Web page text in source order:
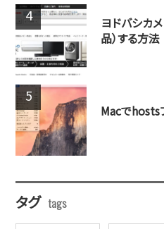
ヨドバシカ
品）する方法
Macでhosts
タグ